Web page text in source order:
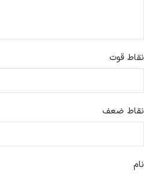
نقاط قوت
نقاط ضعف
نام